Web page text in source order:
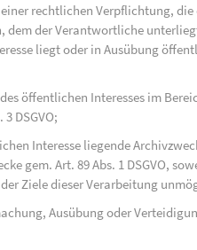
rechtlichen Verpflichtung,
dem der Verantwortliche
liegt oder in Ausübung
öffentlichen Interesses im
DSGVO;
Interesse liegende
gem. Art. 89 Abs. 1 DSGVO,
Ziele dieser Verarbeitung
Ausübung oder